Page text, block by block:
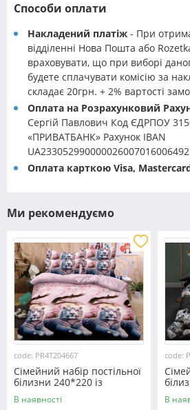
Способи оплати
Накладений платіж - При
відділенні Нова Пошта або
враховувати, що при виборі
будете сплачувати комісію за
складає 20грн. + 2% вартості
Оплата на Розрахунковий
Сергій Павлович Код ЄДРПОУ
«ПРИВАТБАНК» Рахунок IBAN
UA233052990000026007016006492
Оплата карткою Visa,
Ми рекомендуємо
code: PR4T204667
Сімейний набір постільної
білизни 240*220 із
полікотону №204667
Черешенька™
В наявності
code:
В